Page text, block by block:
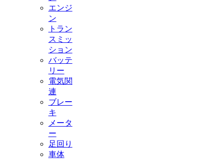
エンジ
ン
トラン
スミッ
ション
バッテ
リー
電気関
連
ブレー
キ
メータ
ー
足回り
車体